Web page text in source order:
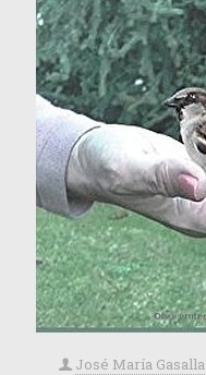
José María Gasalla